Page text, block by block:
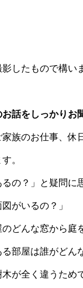
したもので構い
お話をしっかりお
族のお仕事、休
。
の？」と疑問に
がいるの？」
どんな窓から庭
部屋は誰がどん
が全く違うため